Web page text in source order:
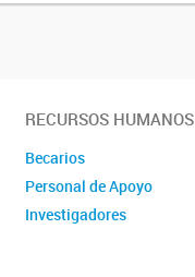
RECURSOS HUMANOS
Becarios
Personal de Apoyo
Investigadores